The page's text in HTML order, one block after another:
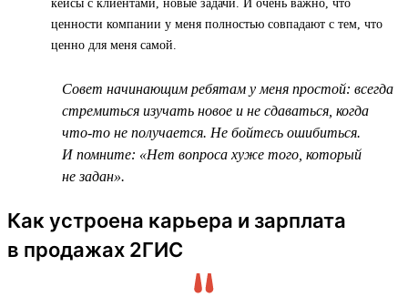
кейсы с клиентами, новые задачи. И очень важно, что
ценности компании у меня полностью совпадают с тем, что
ценно для меня самой.
Совет начинающим ребятам у меня простой: всегда
стремиться изучать новое и не сдаваться, когда
что-то не получается. Не бойтесь ошибиться.
И помните: «Нет вопроса хуже того, который
не задан».
Как устроена карьера и зарплата
в продажах 2ГИС